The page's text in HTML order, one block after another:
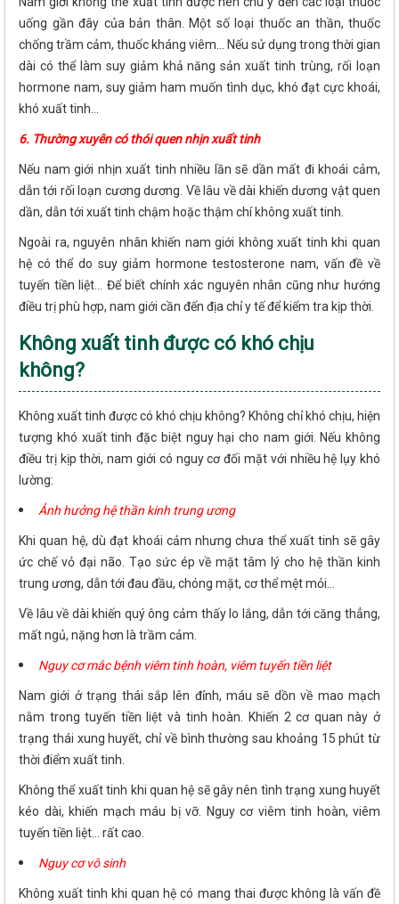
uống gần đây của bản thân. Một số loại thuốc an thần, thuốc
chống trầm cảm, thuốc kháng viêm... Nếu sử dụng trong thời gian
dài có thể làm suy giảm khả năng sản xuất tinh trùng, rối loạn
hormone nam, suy giảm ham muốn tình dục, khó đạt cực khoái,
khó xuất tinh...
6. Thường xuyên có thói quen nhịn xuất tinh
Nếu nam giới nhịn xuất tinh nhiều lần sẽ dần mất đi khoái cảm,
dẫn tới rối loạn cương dương. Về lâu về dài khiến dương vật quen
dần, dẫn tới xuất tinh chậm hoặc thậm chí không xuất tinh.
Ngoài ra, nguyên nhân khiến nam giới không xuất tinh khi quan
hệ có thể do suy giảm hormone testosterone nam, vấn đề về
tuyến tiền liệt... Để biết chính xác nguyên nhân cũng như hướng
điều trị phù hợp, nam giới cần đến địa chỉ y tế để kiểm tra kịp thời.
Không xuất tinh được có khó chịu
không?
Không xuất tinh được có khó chịu không? Không chỉ khó chịu, hiện
tượng khó xuất tinh đặc biệt nguy hại cho nam giới. Nếu không
điều trị kịp thời, nam giới có nguy cơ đối mặt với nhiều hệ lụy khó
lường:
Ảnh hưởng hệ thần kinh trung ương
Khi quan hệ, dù đạt khoái cảm nhưng chưa thể xuất tinh sẽ gây
ức chế vỏ đại não. Tạo sức ép về mặt tâm lý cho hệ thần kinh
trung ương, dẫn tới đau đầu, chóng mặt, cơ thể mệt mỏi...
Về lâu về dài khiến quý ông cảm thấy lo lắng, dẫn tới căng thẳng,
mất ngủ, nặng hơn là trầm cảm.
Nguy cơ mắc bệnh viêm tinh hoàn, viêm tuyến tiền liệt
Nam giới ở trạng thái sắp lên đỉnh, máu sẽ dồn về mao mạch
nằm trong tuyến tiền liệt và tinh hoàn. Khiến 2 cơ quan này ở
trạng thái xung huyết, chỉ về bình thường sau khoảng 15 phút từ
thời điểm xuất tinh.
Không thể xuất tinh khi quan hệ sẽ gây nên tình trạng xung huyết
kéo dài, khiến mạch máu bị vỡ. Nguy cơ viêm tinh hoàn, viêm
tuyến tiền liệt... rất cao.
Nguy cơ vô sinh
Không xuất tinh khi quan hệ có mang thai được không là vấn đề